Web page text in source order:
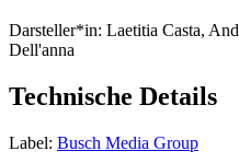
Darsteller*in: Laetitia Casta,
Dell'anna
Technische Details
Label: Busch Media Group